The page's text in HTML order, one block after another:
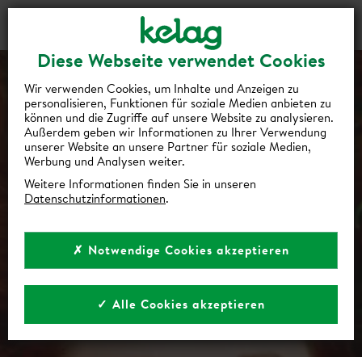
Diese Webseite verwendet Cookies
Wir verwenden Cookies, um Inhalte und Anzeigen zu
personalisieren, Funktionen für soziale Medien anbieten zu
können und die Zugriffe auf unsere Website zu analysieren.
Außerdem geben wir Informationen zu Ihrer Verwendung
unserer Website an unsere Partner für soziale Medien,
Werbung und Analysen weiter.
Weitere Informationen finden Sie in unseren
Datenschutzinformationen.
✗ Notwendige Cookies akzeptieren
✓ Alle Cookies akzeptieren
Gutscheine Events Suche